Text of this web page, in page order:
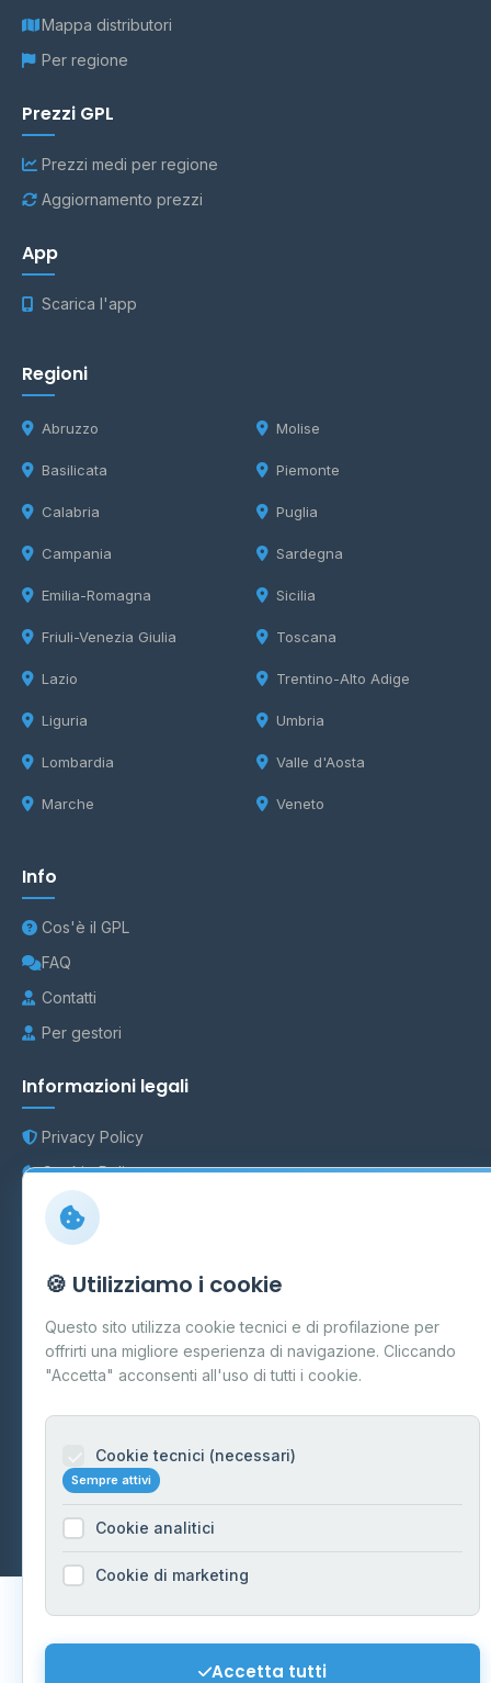
Mappa distributori
Per regione
Prezzi GPL
Prezzi medi per regione
Aggiornamento prezzi
App
Scarica l'app
Regioni
Abruzzo
Basilicata
Calabria
Campania
Emilia-Romagna
Friuli-Venezia Giulia
Lazio
Liguria
Lombardia
Marche
Molise
Piemonte
Puglia
Sardegna
Sicilia
Toscana
Trentino-Alto Adige
Umbria
Valle d'Aosta
Veneto
Info
Cos'è il GPL
FAQ
Contatti
Per gestori
Informazioni legali
Privacy Policy
Cookie Policy
Preferenze Cookie
Mappa del sito
Contattaci
info@distributori-gpl.it
© 2026 - Distributori di GPL -AF Project Software Agency
Carpi
Dati forniti daMinistero delle Imprese e del Made in Italy
🍪 Utilizziamo i cookie
Questo sito utilizza cookie tecnici e di profilazione per
offrirti una migliore esperienza di navigazione. Cliccando
"Accetta" acconsenti all'uso di tutti i cookie.
Cookie tecnici (necessari)
Sempre attivi
Cookie analitici
Cookie di marketing
Accetta tutti